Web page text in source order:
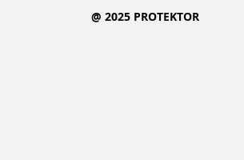
@ 2025 PROTEKTOR